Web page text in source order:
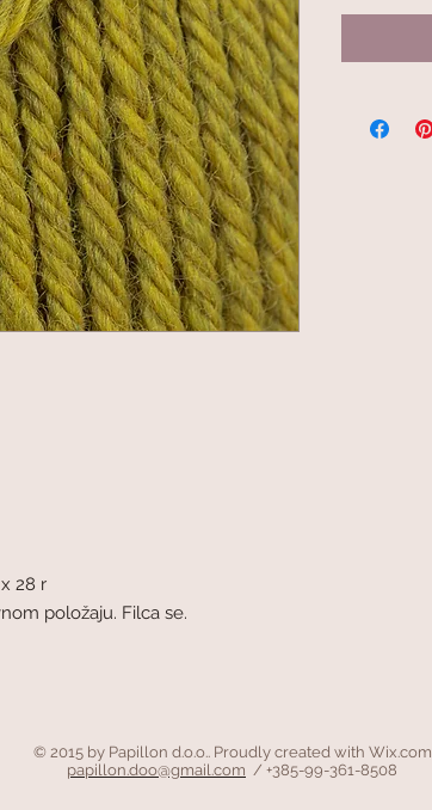
28 r
položaju. Filca se.
© 2015 by Papillon d.o.o.. Proudly created with Wix.com
papillon.doo@gmail.com / +385-99-361-8508